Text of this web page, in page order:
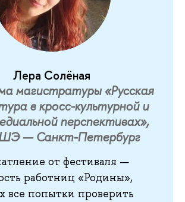
Лера Солёная
магистратуры «Русская
в кросс-культурной и
перспективах»,
— Санкт-Петербург
от фестиваля —
работниц «Родины»,
все попытки проверить